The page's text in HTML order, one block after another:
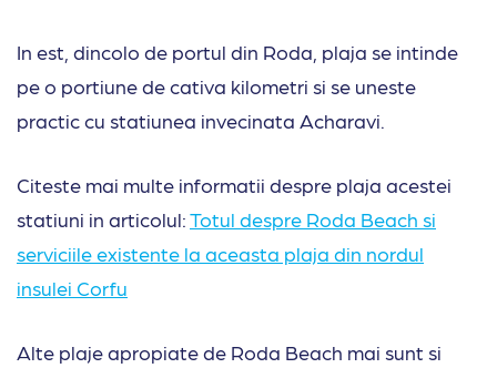
In est, dincolo de portul din Roda, plaja se intinde
pe o portiune de cativa kilometri si se uneste
practic cu statiunea invecinata Acharavi.
Citeste mai multe informatii despre plaja acestei
statiuni in articolul:Totul despre Roda Beach si
serviciile existente la aceasta plaja din nordul
insulei Corfu
Alte plaje apropiate de Roda Beach mai sunt si